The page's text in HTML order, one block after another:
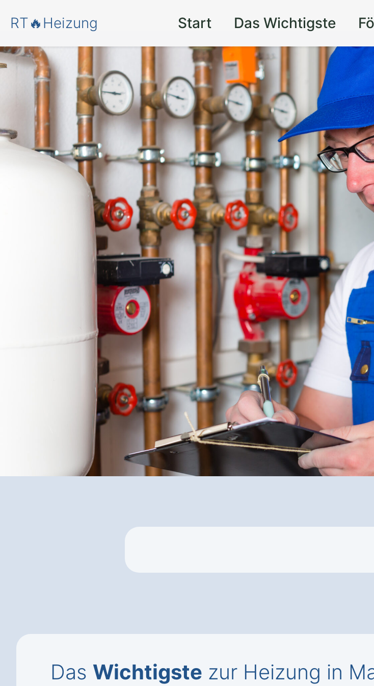
RT🔥Heizung Start Das Wichtigste
Mehr Komfort und
Energieersparnis– durch
moderne Heizungsanlage
Markt Taschendorf
Moderne Heiztechnik : Senken Sie Ihre
steigern Sie den Wohnkomfortin Markt
Frankfurt.
✅ Unverbindlich & Kostenlos
Persönliche Beratung
durch Experten für
✅ Effizient und umweltfreundlich
Förderungsberatung
Das Wichtigste zur Heizung in